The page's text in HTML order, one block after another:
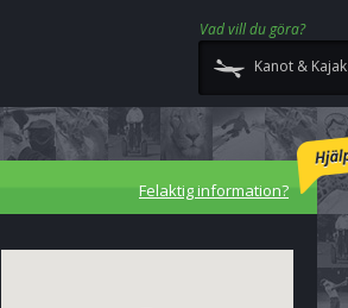
Vad vill du göra?
Kanot & Kajak
Felaktig information?